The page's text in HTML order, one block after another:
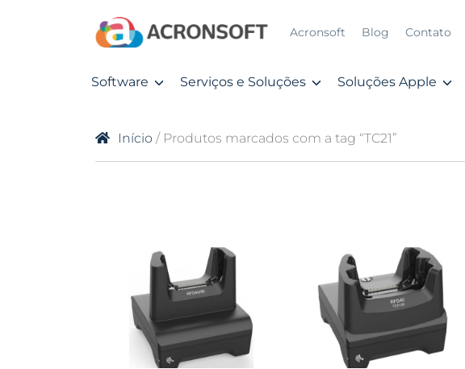
Acronsoft Blog Contato
Software Serviços e Soluções Soluções Apple
Início / Produtos marcados com a tag “TC21”